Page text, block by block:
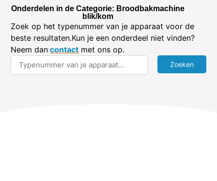
Onderdelen in de Categorie: Broodbakmachine
blik/kom
Zoek op het typenummer van je apparaat voor de
beste resultaten.Kun je een onderdeel niet vinden?
Neem dan contact met ons op.